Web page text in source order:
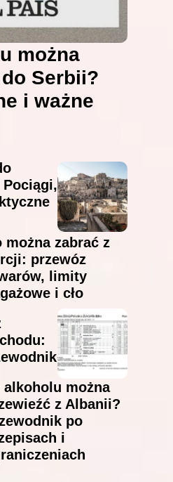
można
Serbii?
i ważne
można zabrać z
przewóz
limity
i cło
alkoholu można
z Albanii?
po
i